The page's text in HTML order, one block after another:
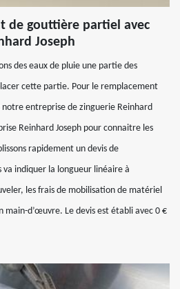
de gouttière partiel avec
Joseph
des eaux de pluie une partie des
cette partie. Pour le remplacement
entreprise de zinguerie Reinhard
Reinhard Joseph pour connaitre les
rapidement un devis de
indiquer la longueur linéaire à
les frais de mobilisation de matériel
main-d’œuvre. Le devis est établi avec 0 €